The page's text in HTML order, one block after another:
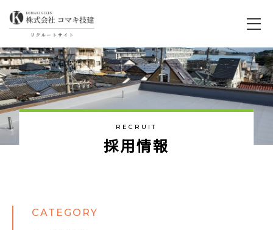
RECRUIT
採用 情報